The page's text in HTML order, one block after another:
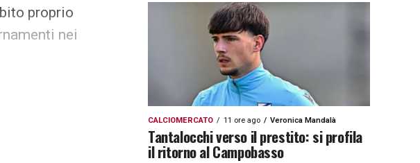
proprio
nei
CALCIOMERCATO 11 ore ago Veronica Mandalà
Tantalocchi verso il prestito: si profila
il ritorno al Campobasso